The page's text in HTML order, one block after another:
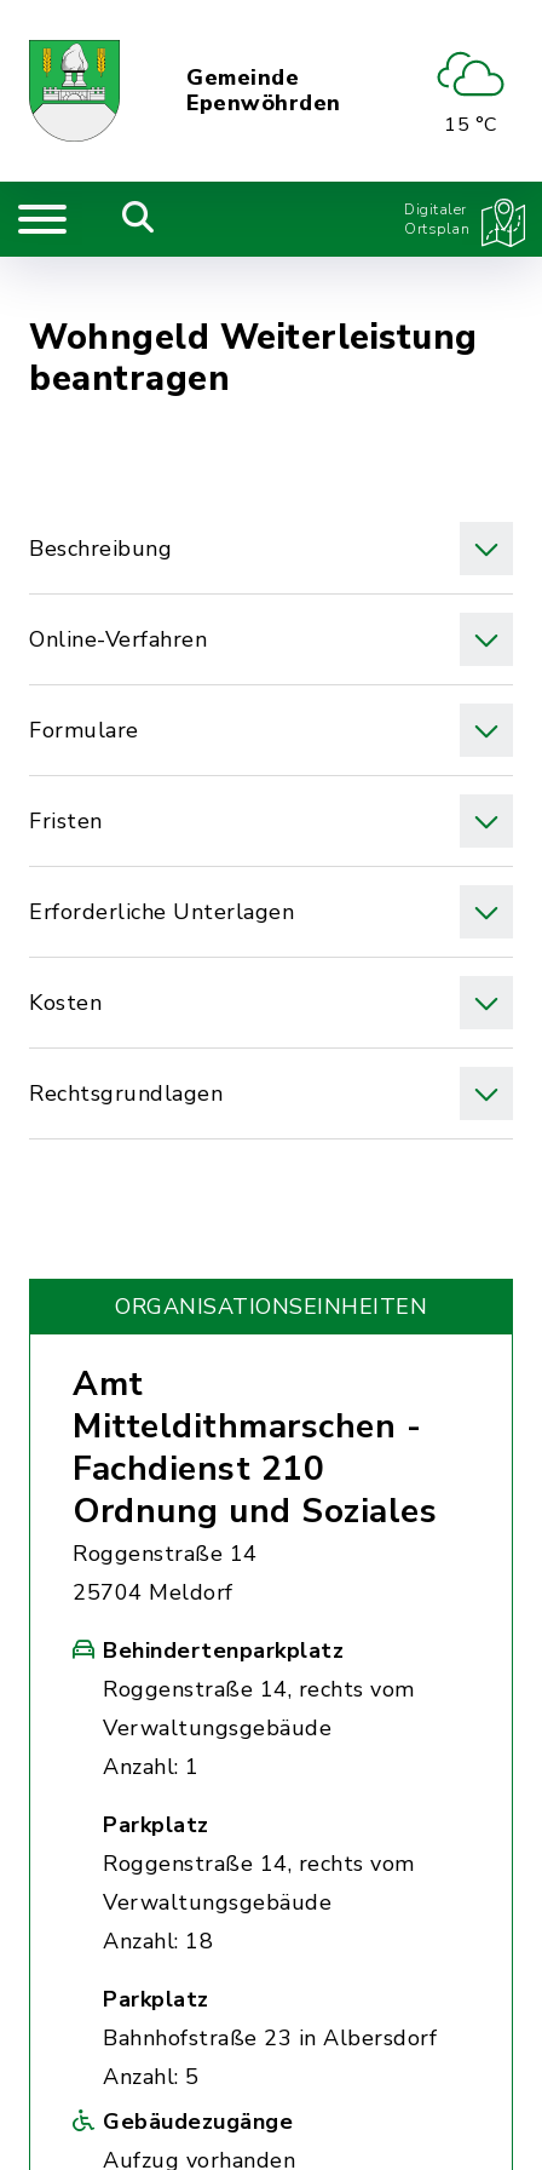
Gemeinde
Epenwöhrden
15 °C
Digitaler
Ortsplan
Wohngeld Weiterleistung
beantragen
Beschreibung
Online-Verfahren
Formulare
Fristen
Erforderliche Unterlagen
Kosten
Rechtsgrundlagen
ORGANISATIONS­EINHEITEN
Amt
Mitteldithmarschen -
Fachdienst 210
Ordnung und Soziales
Roggenstraße 14
25704 Meldorf
Behindertenparkplatz
Roggenstraße 14, rechts vom
Verwaltungsgebäude
Anzahl: 1
Parkplatz
Roggenstraße 14, rechts vom
Verwaltungsgebäude
Anzahl: 18
Parkplatz
Bahnhofstraße 23 in Albersdorf
Anzahl: 5
Gebäudezugänge
Aufzug vorhanden